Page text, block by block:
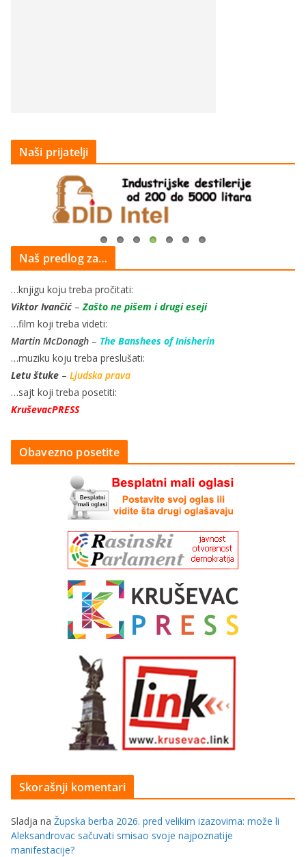
Naši prijatelji
Naš predlog za…
…knjigu koju treba pročitati:
Viktor Ivančić– Zašto ne pišem i drugi eseji
…film koji treba videti:
Martin McDonagh – The Banshees of Inisherin
…muziku koju treba preslušati:
Letu štuke – Ljudska prava
…sajt koji treba posetiti:
KruševacPRESS
Obavezno posetite
Skorašnji komentari
Sladja na Župska berba 2026. pred velikim izazovima: može li
Aleksandrovac sačuvati smisao svoje najpoznatije
manifestacije?